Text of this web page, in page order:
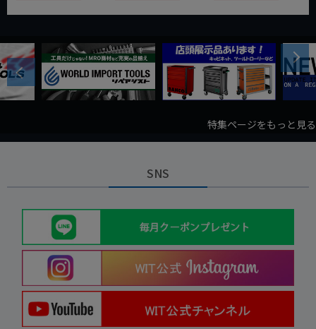
Previous
Next
特集ページをもっと見る
SNS